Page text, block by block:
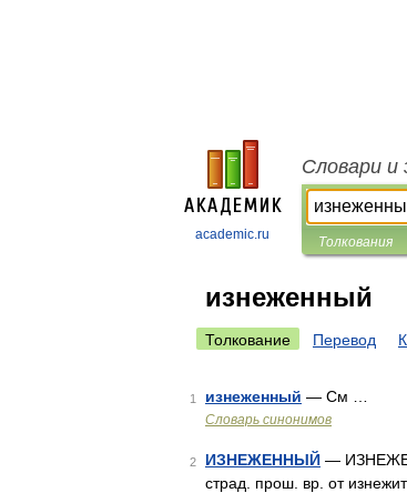
academic.ru
Словари и
Толкования
изнеженный
Толкование Перевод
1 изнеженный — См …
Словарь синонимов
2 ИЗНЕЖЕННЫЙ —
страд. прош. вр. от